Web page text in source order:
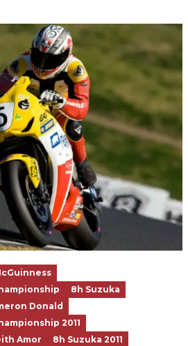
8h Suzuka
Donald
2011
Amor
8h Suzuka 2011